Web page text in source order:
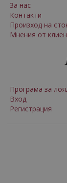
За нас
Контакти
Произход на
Мнения от
Програма за
Вход
Регистрация